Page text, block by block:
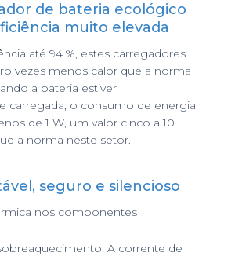
de bateria ecológico
muito elevada
até 94 %, estes carregadores
vezes menos calor que a norma
a bateria estiver
carregada, o consumo de energia
de 1 W, um valor cinco a 10
a norma neste setor.
seguro e silencioso
nos componentes
A corrente de